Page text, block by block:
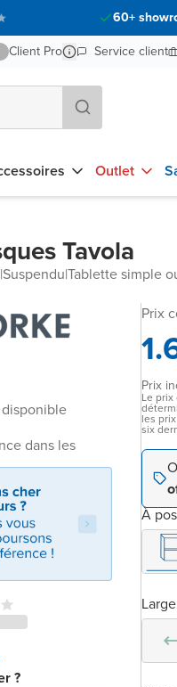
60+
Client Pro
Service client
Outlet
Tavola
|Suspendu|Tablette simple
dans les
?
Prix
Prix
Le
les
six
À